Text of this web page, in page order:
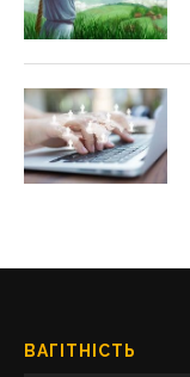
ВАГІТНІСТЬ